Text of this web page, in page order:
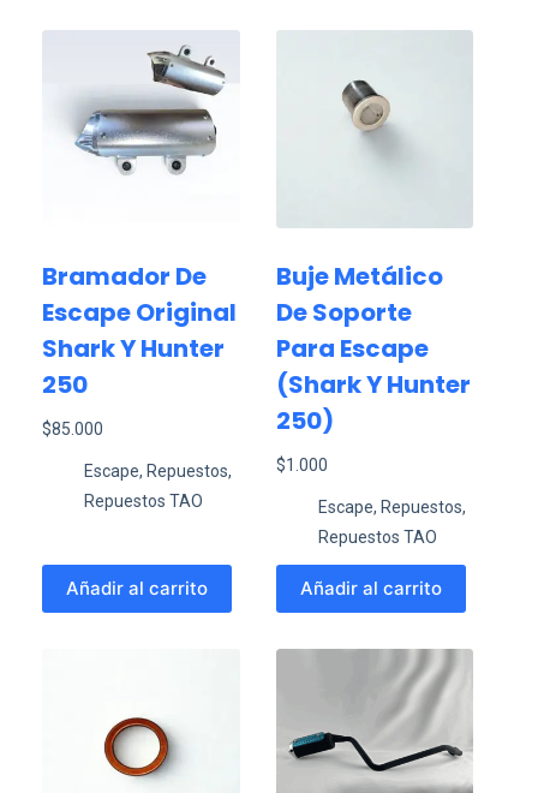
Bramador De
Escape Original
Shark Y Hunter
250
$85.000
Escape, Repuestos,
Repuestos TAO
Añadir al carrito
Buje Metálico
De Soporte
Para Escape
(shark Y Hunter
250)
$1.000
Escape, Repuestos,
Repuestos TAO
Añadir al carrito